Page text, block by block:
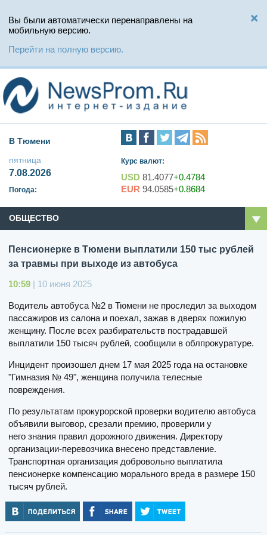
Вы были автоматически перенаправлены на
мобильную версию.
Перейти на полную версию.
В Тюмени
пятница
7.08.2026
Погода:
Курс валют:
USD 81.4077+0.4784
EUR 94.0585+0.8684
ОБЩЕСТВО
Пенсионерке в Тюмени выплатили 150 тыс рублей
за травмы при выходе из автобуса
10:59 | 10 июня 2025
Водитель автобуса №2 в Тюмени не проследил за выходом
пассажиров из салона и поехал, зажав в дверях пожилую
женщину. После всех разбирательств пострадавшей
выплатили 150 тысяч рублей, сообщили в облпрокуратуре.
Инцидент произошел днем 17 мая 2025 года на остановке
"Гимназия № 49", женщина получила телесные
повреждения.
По результатам прокурорской проверки водителю автобуса
объявили выговор, срезали премию, проверили у
него знания правил дорожного движения. Директору
организации-перевозчика внесено представление.
Транспортная организация добровольно выплатила
пенсионерке компенсацию морального вреда в размере 150
тысяч рублей.